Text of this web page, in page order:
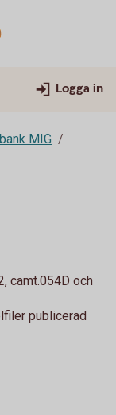
Logga in
MIG
camt.054D och
publicerad